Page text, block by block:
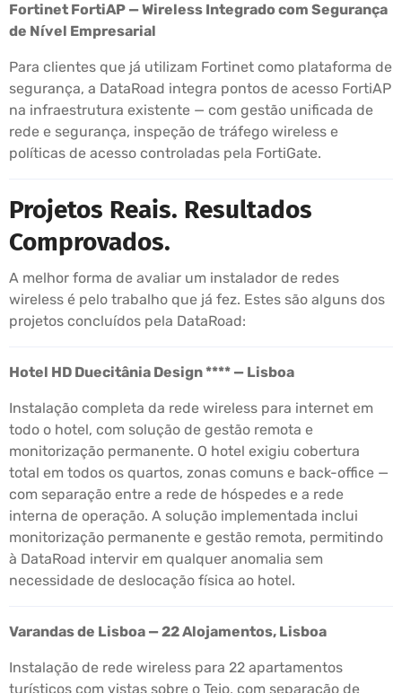
Fortinet FortiAP — Wireless Integrado com Segurança
de Nível Empresarial
Para clientes que já utilizam Fortinet como plataforma de
segurança, a DataRoad integra pontos de acesso FortiAP
na infraestrutura existente — com gestão unificada de
rede e segurança, inspeção de tráfego wireless e
políticas de acesso controladas pela FortiGate.
Projetos Reais. Resultados
Comprovados.
A melhor forma de avaliar um instalador de redes
wireless é pelo trabalho que já fez. Estes são alguns dos
projetos concluídos pela DataRoad:
Hotel HD Duecitânia Design **** — Lisboa
Instalação completa da rede wireless para internet em
todo o hotel, com solução de gestão remota e
monitorização permanente. O hotel exigiu cobertura
total em todos os quartos, zonas comuns e back-office —
com separação entre a rede de hóspedes e a rede
interna de operação. A solução implementada inclui
monitorização permanente e gestão remota, permitindo
à DataRoad intervir em qualquer anomalia sem
necessidade de deslocação física ao hotel.
Varandas de Lisboa — 22 Alojamentos, Lisboa
Instalação de rede wireless para 22 apartamentos
turísticos com vistas sobre o Tejo, com separação de